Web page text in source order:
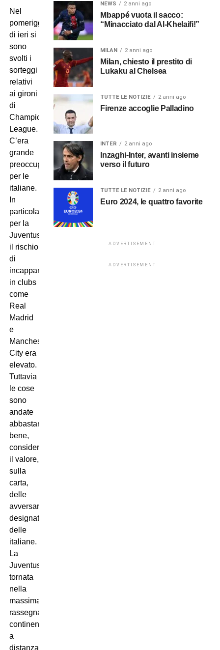
Nel
pomeriggio
di ieri si
sono
svolti i
sorteggi
relativi
ai gironi
di
Champions
League.
C’era
grande
preoccupazione
per le
italiane.
In
particolare
per la
Juventus,
il rischio
di
incappare
in clubs
come
Real
Madrid
e
Manchester
City era
elevato.
Tuttavia
le cose
sono
andate
abbastanza
bene,
considerato
il valore,
sulla
carta,
delle
avversarie
designate
delle
italiane.
La
Juventus,
tornata
nella
massima
rassegna
continentale
a
distanza
NEWS 2 anni ago
Mbappé vuota il sacco:
“Minacciato dal Al-Khelaifi!”
MILAN 2 anni ago
Milan, chiesto il prestito di
Lukaku al Chelsea
TUTTE LE NOTIZIE 2 anni ago
Firenze accoglie Palladino
INTER 2 anni ago
Inzaghi-Inter, avanti insieme
verso il futuro
TUTTE LE NOTIZIE 2 anni ago
Euro 2024, le quattro favorite
ADVERTISEMENT
ADVERTISEMENT